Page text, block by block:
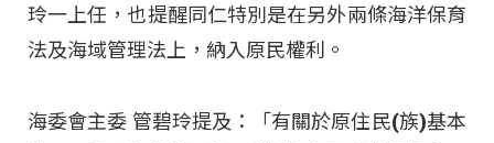
玲一上任，也提醒同仁特別是在另外兩條海洋保育
法及海域管理法上，納入原民權利。
海委會主委 管碧玲提及：「有關於原住民(族)基本